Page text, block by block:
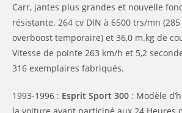
Carr, jantes plus grandes et nouvelle
résistante. 264 cv DIN à 6500 trs/mn (285
overboost temporaire) et 36,0 m.kg de
Vitesse de pointe 263 km/h et 5,2
316 exemplaires fabriqués.
1993-1996 : Esprit Sport 300 : Modèle